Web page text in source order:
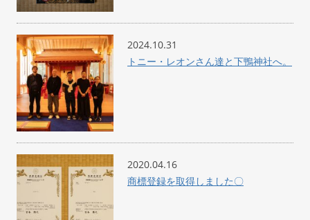
2024.10.31
トニー・レオンさん達と下鴨神社へ。
2020.04.16
商標登録を取得しました〇